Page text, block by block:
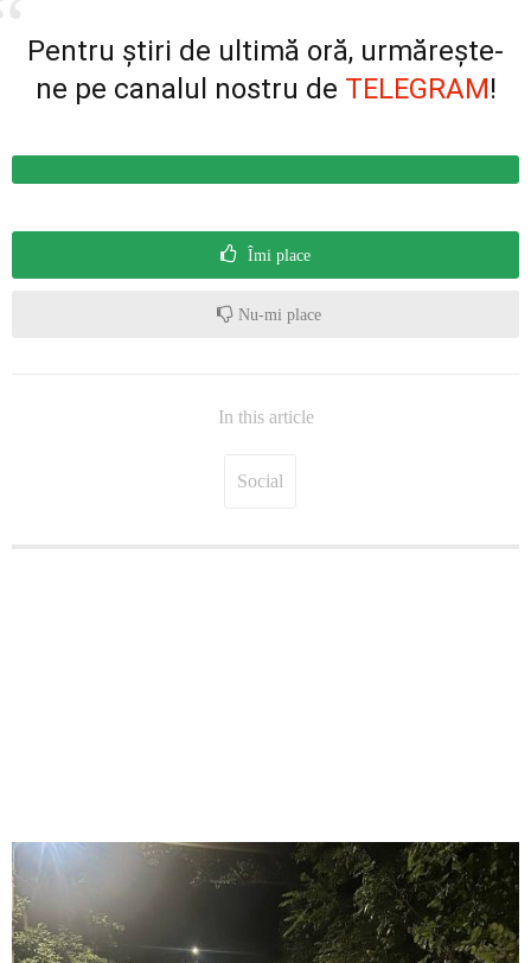
Pentru știri de ultimă oră, urmărește-
ne pe canalul nostru de TELEGRAM!
Îmi place
Nu-mi place
In this article
Social